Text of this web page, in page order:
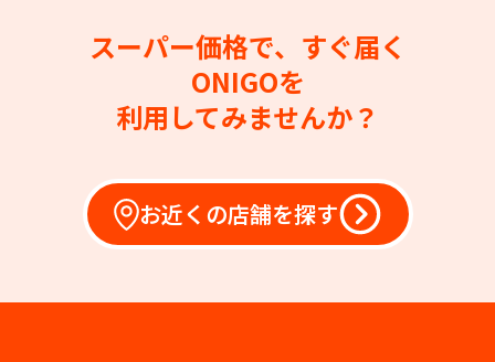
スーパー価格で、すぐ届く
ONIGOを
利用してみませんか？
お近くの店舗を探す